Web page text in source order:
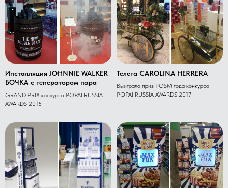
Инсталляция JOHNNIE WALKER
БОЧКА с генератором пара
GRAND PRIX конкурса POPAI RUSSIA
AWARDS 2015
Телега CAROLINA HERRERA
Выиграла приз POSM года конкурса
POPAI RUSSIA AWARDS 2017